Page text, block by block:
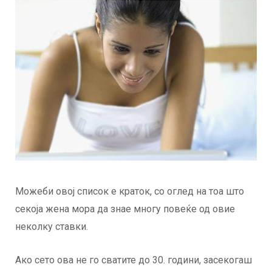
Можеби овој список е краток, со оглед на тоа што
секоја жена мора да знае многу повеќе од овие
неколку ставки.
Ако сето ова не го сватите до 30. години, засекогаш